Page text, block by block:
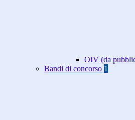
OIV (da
Bandi di concorso 1